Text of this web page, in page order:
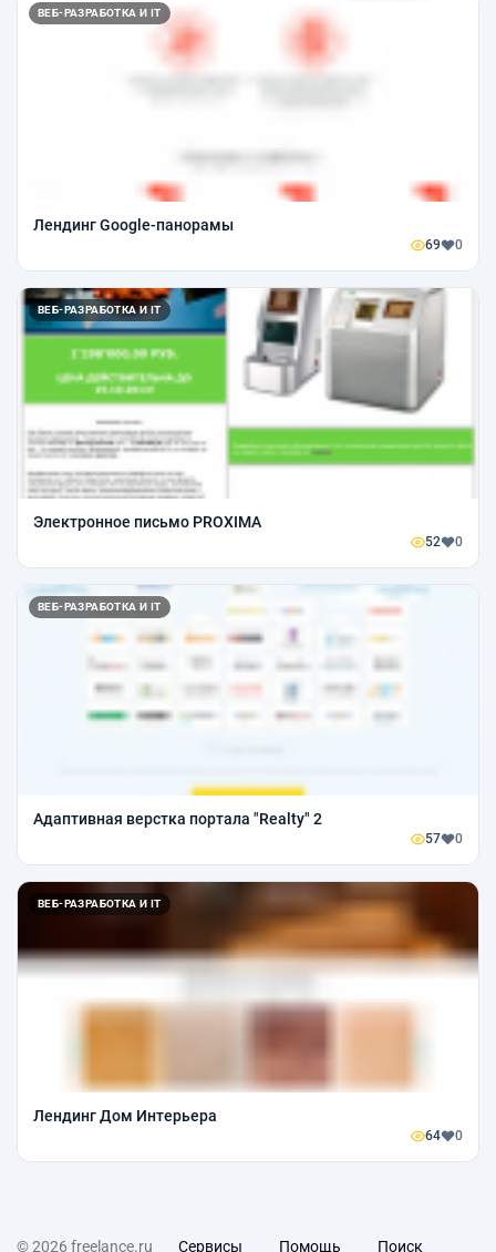
ВЕБ-РАЗРАБОТКА И IT
Лендинг Google-панорамы
69 0
ВЕБ-РАЗРАБОТКА И IT
Электронное письмо PROXIMA
52 0
ВЕБ-РАЗРАБОТКА И IT
Адаптивная верстка портала "Realty" 2
57 0
ВЕБ-РАЗРАБОТКА И IT
Лендинг Дом Интерьера
64 0
© 2026 freelance.ru Сервисы Помощь Поиск